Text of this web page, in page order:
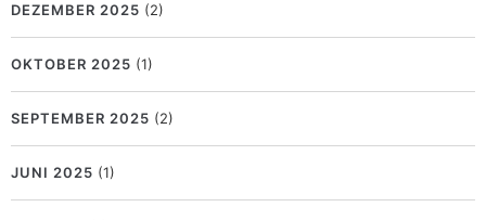
DEZEMBER 2025 (2)
OKTOBER 2025 (1)
SEPTEMBER 2025 (2)
JUNI 2025 (1)